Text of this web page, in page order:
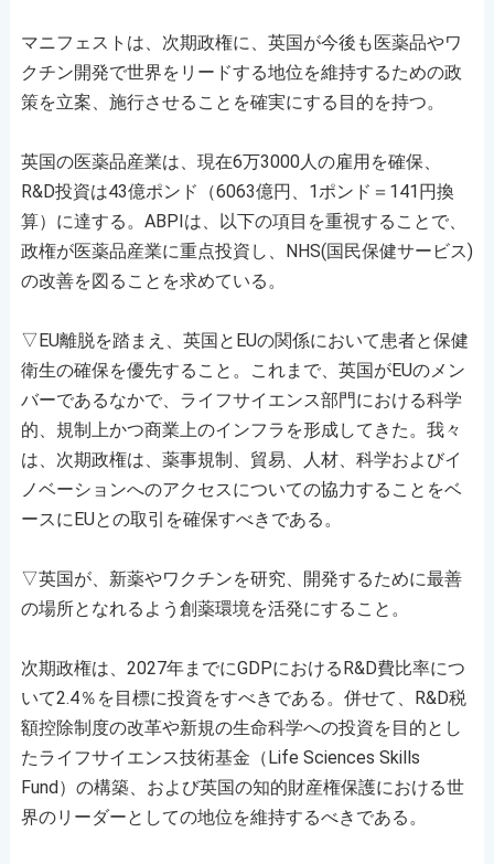
マニフェストは、次期政権に、英国が今後も医薬品やワ
クチン開発で世界をリードする地位を維持するための政
策を立案、施行させることを確実にする目的を持つ。
英国の医薬品産業は、現在6万3000人の雇用を確保、
R&D投資は43億ポンド（6063億円、1ポンド＝141円換
算）に達する。ABPIは、以下の項目を重視することで、
政権が医薬品産業に重点投資し、NHS(国民保健サービス)
の改善を図ることを求めている。
▽EU離脱を踏まえ、英国とEUの関係において患者と保健
衛生の確保を優先すること。これまで、英国がEUのメン
バーであるなかで、ライフサイエンス部門における科学
的、規制上かつ商業上のインフラを形成してきた。我々
は、次期政権は、薬事規制、貿易、人材、科学およびイ
ノベーションへのアクセスについての協力することをベ
ースにEUとの取引を確保すべきである。
▽英国が、新薬やワクチンを研究、開発するために最善
の場所となれるよう創薬環境を活発にすること。
次期政権は、2027年までにGDPにおけるR&D費比率につ
いて2.4％を目標に投資をすべきである。併せて、R&D税
額控除制度の改革や新規の生命科学への投資を目的とし
たライフサイエンス技術基金（Life Sciences Skills
Fund）の構築、および英国の知的財産権保護における世
界のリーダーとしての地位を維持するべきである。